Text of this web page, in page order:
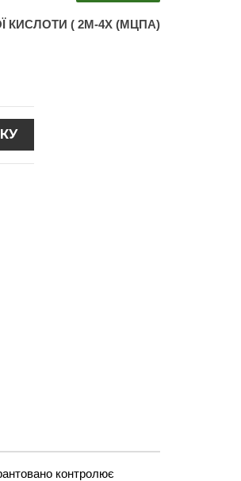
КИСЛОТИ ( 2М-4Х (МЦПА)
контролює